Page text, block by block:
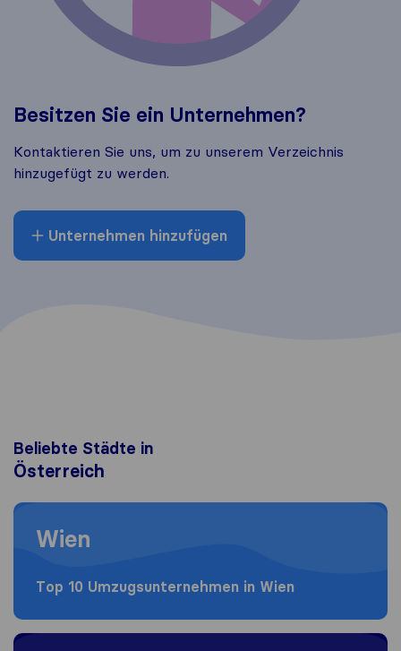
Besitzen Sie ein Unternehmen?
Kontaktieren Sie uns, um zu unserem Verzeichnis
hinzugefügt zu werden.
Unternehmen hinzufügen
Beliebte Städte in
Österreich
Moving to Wien
Wien
Top 10 Umzugs​unternehmen in Wien
Moving to Graz